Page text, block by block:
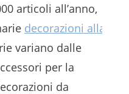
articoli all’anno,
decorazioni alla
variano dalle
per la
da